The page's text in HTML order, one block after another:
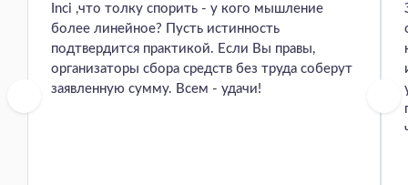
Inci ,что толку спорить - у кого мышление
более линейное? Пусть истинность
подтвердится практикой. Если Вы правы,
организаторы сбора средств без труда соберут
заявленную сумму. Всем - удачи!